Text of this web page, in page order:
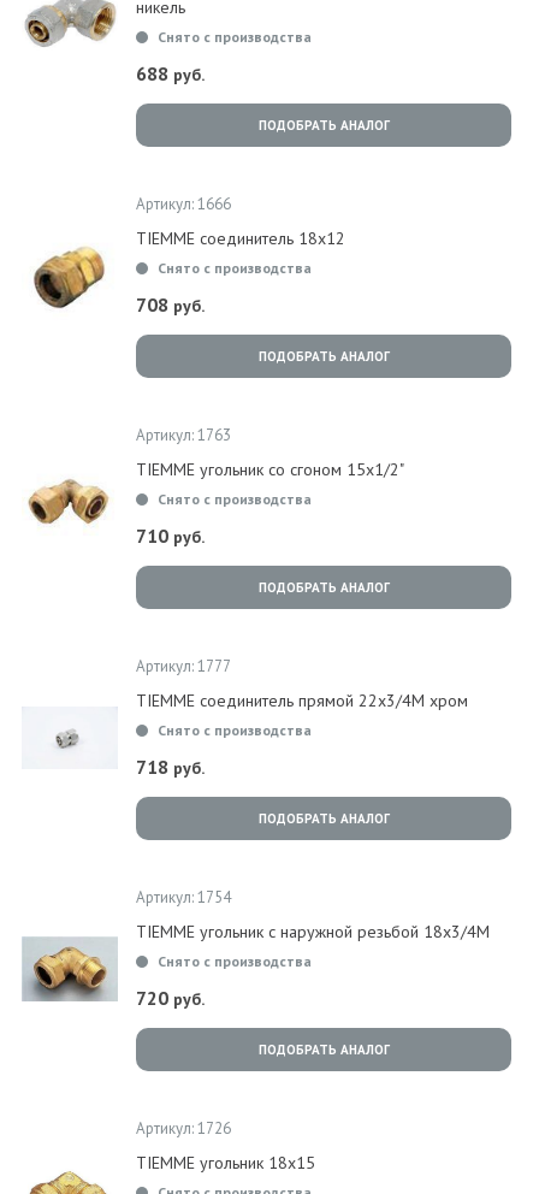
никель
Снято с производства
688 руб.
ПОДОБРАТЬ АНАЛОГ
Артикул: 1666
TIEMME соединитель 18x12
Снято с производства
708 руб.
ПОДОБРАТЬ АНАЛОГ
Артикул: 1763
TIEMME угольник со сгоном 15х1/2"
Снято с производства
710 руб.
ПОДОБРАТЬ АНАЛОГ
Артикул: 1777
TIEMME соединитель прямой 22x3/4M хром
Снято с производства
718 руб.
ПОДОБРАТЬ АНАЛОГ
Артикул: 1754
TIEMME угольник с наружной резьбой 18x3/4M
Снято с производства
720 руб.
ПОДОБРАТЬ АНАЛОГ
Артикул: 1726
TIEMME угольник 18x15